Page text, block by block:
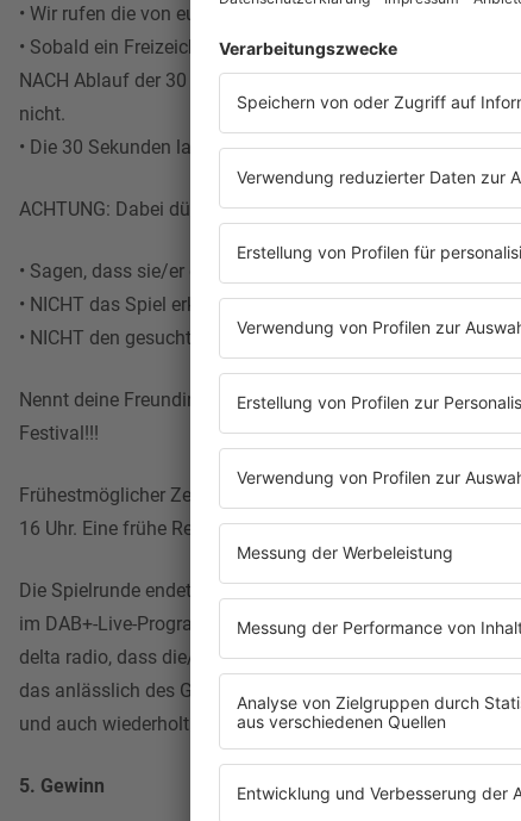
• Wir rufen die von euch genannte Freundin/den
• Sobald ein Freizeichen zu hören ist, seid ihr dran. Die
NACH Ablauf der 30 Sekunden dazu schalten und als
nicht.
• Die 30 Sekunden laufen ab dem Zeitpunkt, an dem eure
ACHTUNG: Dabei dürft ihr NICHT:
• Sagen, dass sie/er gerade Teilnehmer*in eines
• NICHT das Spiel erklären.
• NICHT den gesuchten Begriff nennen. Alle
Nennt deine Freundin/dein Freund den gesuchten Begriff
Festival!!!
Frühestmöglicher Zeitpunkt für den Eingang bei delta
16 Uhr. Eine frühe Registrierung erhöht die Gewinnchancen.
Die Spielrunde endet, wenn die Moderatorin/der
im DAB+-Live-Programm von delta radio zu hören ist. Der
delta radio, dass die/der vorläufige Gewinner/in auch
das anlässlich des Gewinnspiels zwischen Moderatorin/
und auch wiederholt im Programm auszustrahlen.
5. Gewinn